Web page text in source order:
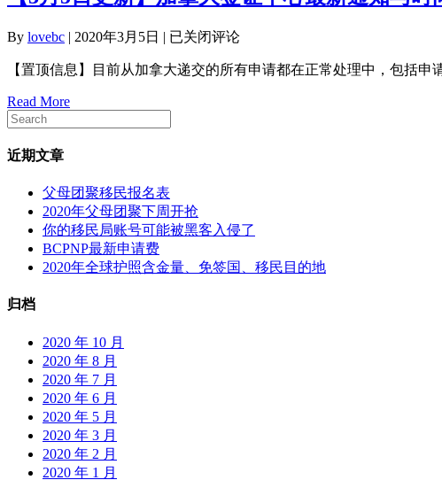
中
签
知
By lovebc | 2020年3月5日 | 【3
5
更
新】
签
证
中
最
已关闭评论
【置顶信息】目前从加拿大递交的所有申请都在正常处理中，包括
Read More
近期文章
父母团聚移民报名表
2020年父母团聚下周开抢
你的移民局账号可能被黑客入侵了
BCPNP最新申请费
2020年全球护照含金量、免签国、移民目的地
归档
2020 年 10 月
2020 年 8 月
2020 年 7 月
2020 年 6 月
2020 年 5 月
2020 年 3 月
2020 年 2 月
2020 年 1 月